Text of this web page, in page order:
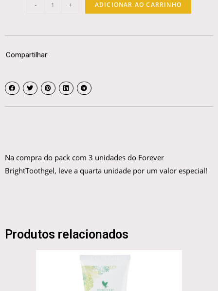
- + ADICIONAR AO CARRINHO
Compartilhar:
Na compra do pack com 3 unidades do Forever
BrightToothgel, leve a quarta unidade por um valor especial!
Produtos relacionados